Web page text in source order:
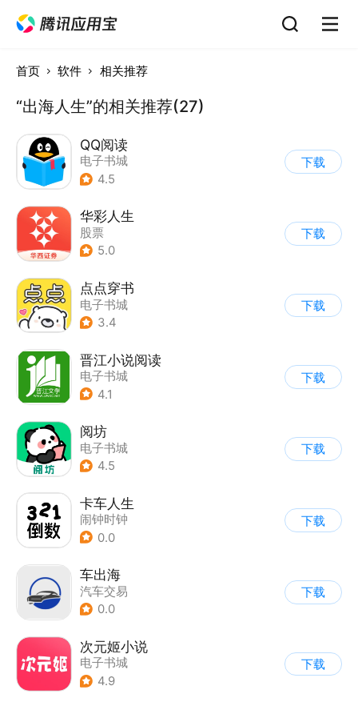
首页 软件 相关推荐
“出海人生”的相关推荐(27)
QQ阅读
电子书城
4.5
下载
华彩人生
股票
5.0
下载
点点穿书
电子书城
3.4
下载
晋江小说阅读
电子书城
4.1
下载
阅坊
电子书城
4.5
下载
卡车人生
闹钟时钟
0.0
下载
车出海
汽车交易
0.0
下载
次元姬小说
电子书城
4.9
下载